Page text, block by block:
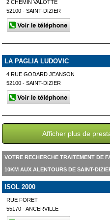
2 CHEMIN VALOTTE
52100 - SAINT-DIZIER
LA PAGLIA LUDOVIC
4 RUE GODARD JEANSON
52100 - SAINT-DIZIER
Afficher plus de
VOTRE RECHERCHE TRAITEMENT DE
10KM AUX ALENTOURS DE SAINT-
ISOL 2000
RUE FORET
55170 - ANCERVILLE